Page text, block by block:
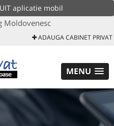
aplicatie mobil
Moldovenesc
ADAUGA CABINET PRIVAT
MENU